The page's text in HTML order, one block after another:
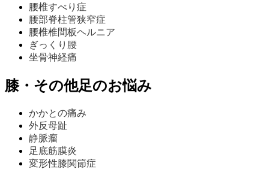
腰椎すべり症
腰部脊柱管狭窄症
腰椎椎間板ヘルニア
ぎっくり腰
坐骨神経痛
膝・その他足のお悩み
かかとの痛み
外反母趾
静脈瘤
足底筋膜炎
変形性膝関節症